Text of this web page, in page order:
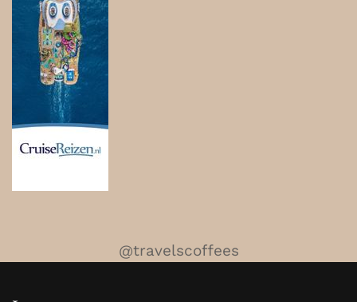
@travelscoffees